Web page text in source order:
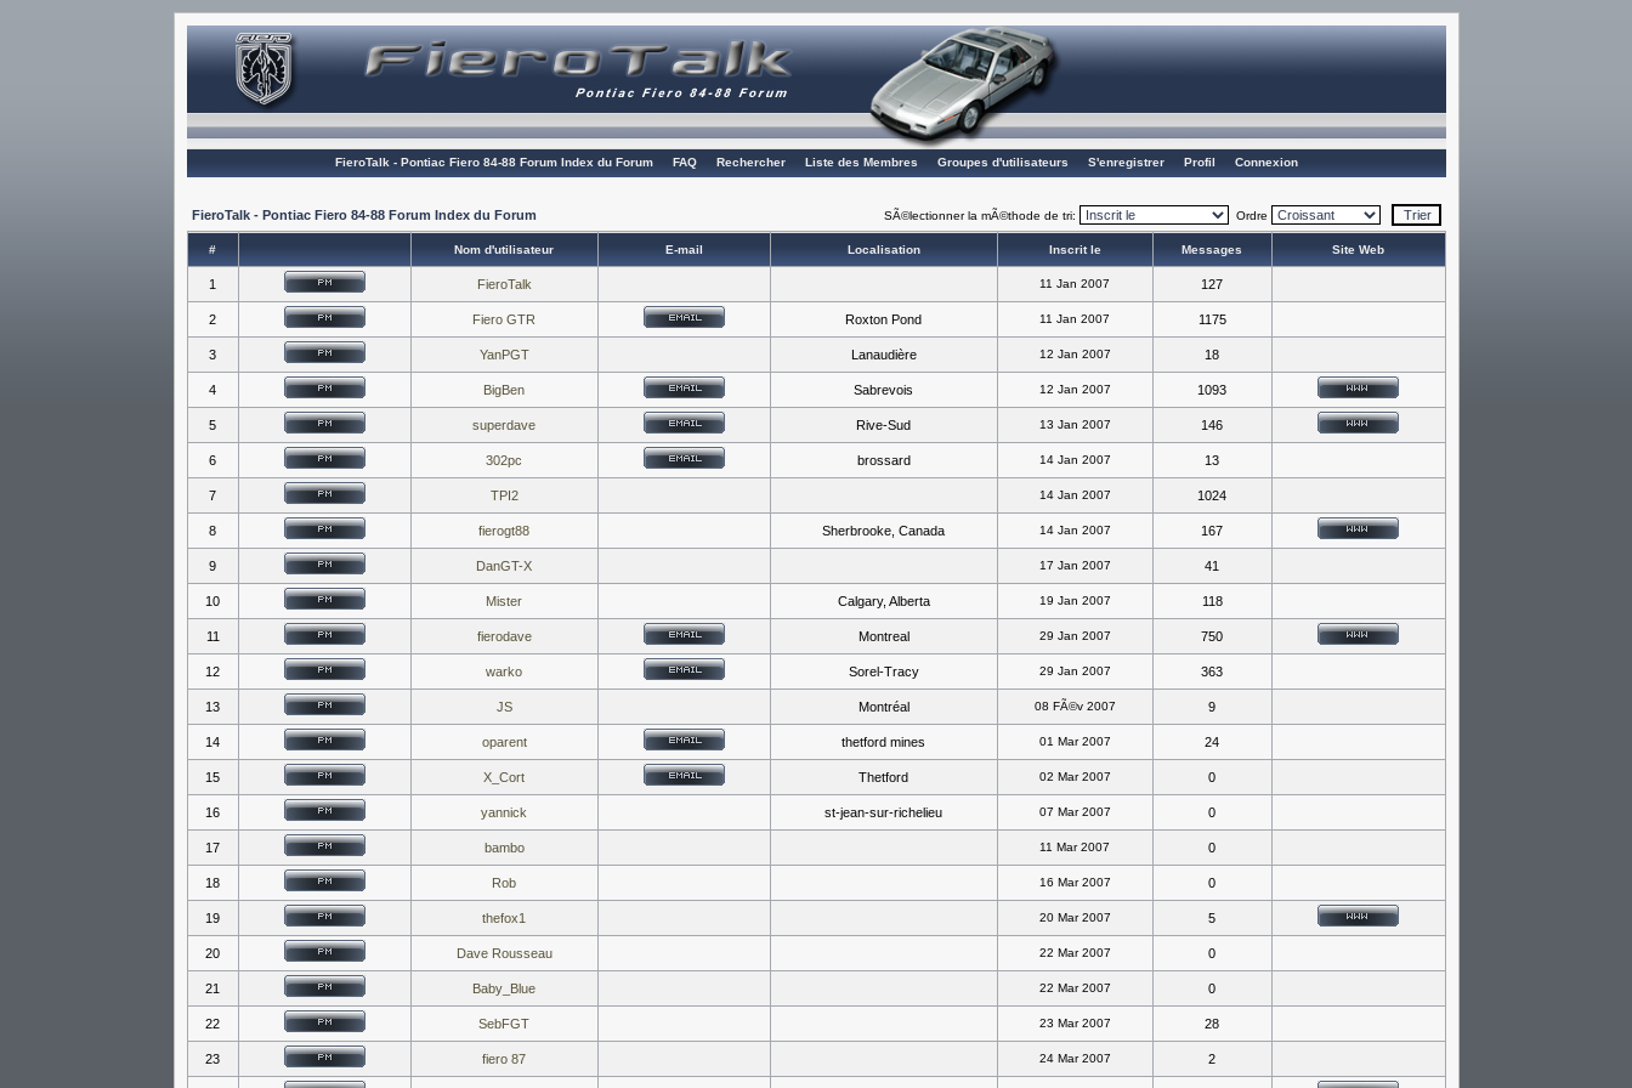
FieroTalk - Pontiac Fiero 84-88 Forum Index du Forum FAQ Rechercher Liste des Membres Groupes d'utilisateurs S'enregistrer Profil Connexion
FieroTalk - Pontiac Fiero 84-88 Forum Index du Forum SÃ©lectionner la mÃ©thode de tri: Ordre
# Nom d'utilisateur E-mail Localisation Inscrit le Messages Site Web
1 FieroTalk 11 Jan 2007 127
2 Fiero GTR Roxton Pond 11 Jan 2007 1175
3 YanPGT Lanaudière 12 Jan 2007 18
4 BigBen Sabrevois 12 Jan 2007 1093
5 superdave Rive-Sud 13 Jan 2007 146
6 302pc brossard 14 Jan 2007 13
7 TPI2 14 Jan 2007 1024
8 fierogt88 Sherbrooke, Canada 14 Jan 2007 167
9 DanGT-X 17 Jan 2007 41
10 Mister Calgary, Alberta 19 Jan 2007 118
11 fierodave Montreal 29 Jan 2007 750
12 warko Sorel-Tracy 29 Jan 2007 363
13 JS Montréal 08 FÃ©v 2007 9
14 oparent thetford mines 01 Mar 2007 24
15 X_Cort Thetford 02 Mar 2007 0
16 yannick st-jean-sur-richelieu 07 Mar 2007 0
17 bambo 11 Mar 2007 0
18 Rob 16 Mar 2007 0
19 thefox1 20 Mar 2007 5
20 Dave Rousseau 22 Mar 2007 0
21 Baby_Blue 22 Mar 2007 0
22 SebFGT 23 Mar 2007 28
23 fiero 87 24 Mar 2007 2